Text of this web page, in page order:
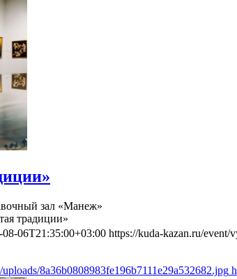
зал «Манеж»
традиции»
08-06T21:35:00+03:00 https://kuda-kazan.ru/event/
8a36b0808983fe196b7111e29a532682.jpg